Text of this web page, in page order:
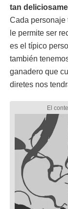
tan
Cada personaje
le permite ser
es el típico
también
ganadero que
diretes nos